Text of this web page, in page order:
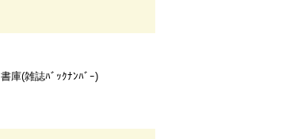
書庫(雑誌ﾊﾞｯｸﾅﾝﾊﾞｰ)